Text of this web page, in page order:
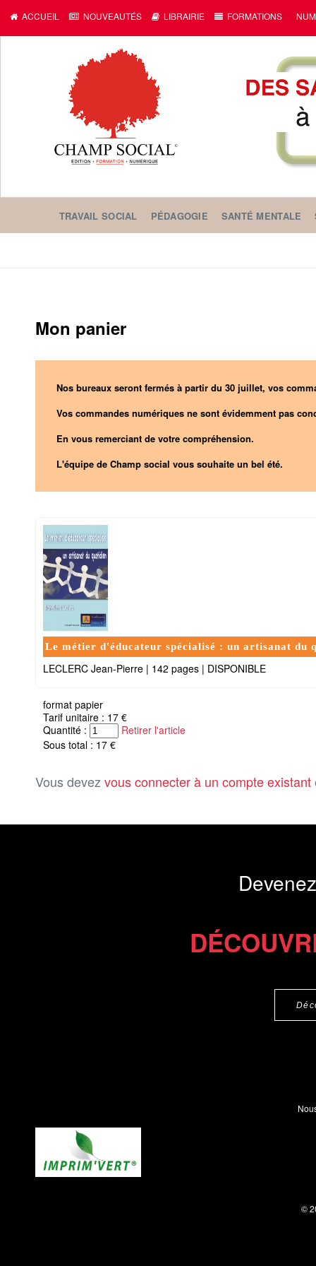
ACCUEIL NOUVEAUTÉS LIBRAIRIE FORMATIONS
TRAVAIL SOCIAL PÉDAGOGIE SANTÉ MENTALE
Mon panier
Nos bureaux seront fermés à partir du 30 juillet, vos
Vos commandes numériques ne sont évidemment pas
En vous remerciant de votre compréhension.
L'équipe de Champ social vous souhaite un bel été.
Le métier d'éducateur spécialisé : un artisanat du
LECLERC Jean-Pierre | 142 pages | DISPONIBLE
format papier
Tarif unitaire : 17 €
Quantité :
Retirer l'article
Sous total : 17 €
Vous devez vous connecter à un compte existant
©